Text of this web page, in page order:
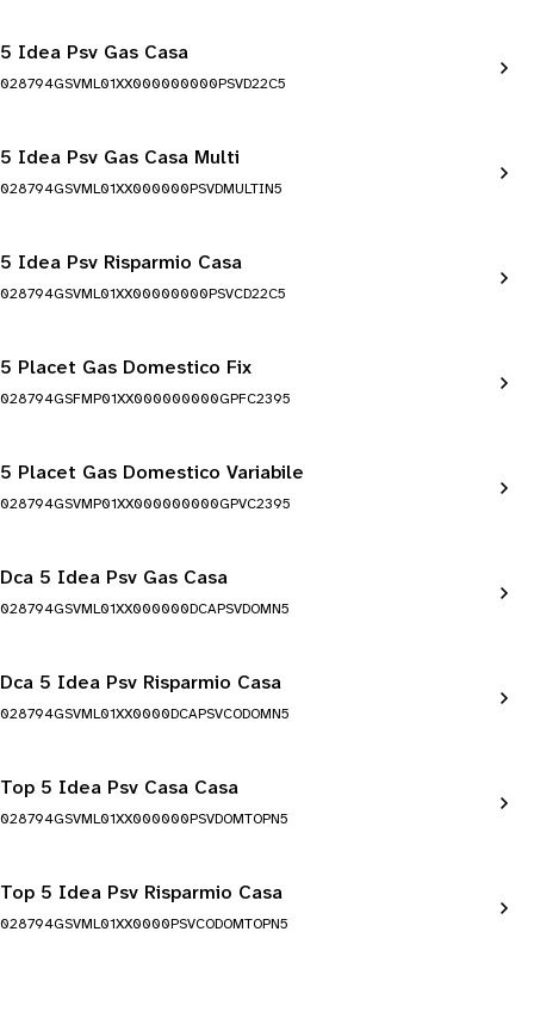
5 Idea Psv Gas Casa
028794GSVML01XX000000000PSVD22C5
5 Idea Psv Gas Casa Multi
028794GSVML01XX000000PSVDMULTIN5
5 Idea Psv Risparmio Casa
028794GSVML01XX00000000PSVCD22C5
5 Placet Gas Domestico Fix
028794GSFMP01XX000000000GPFC2395
5 Placet Gas Domestico Variabile
028794GSVMP01XX000000000GPVC2395
Dca 5 Idea Psv Gas Casa
028794GSVML01XX000000DCAPSVDOMN5
Dca 5 Idea Psv Risparmio Casa
028794GSVML01XX0000DCAPSVCODOMN5
Top 5 Idea Psv Casa Casa
028794GSVML01XX000000PSVDOMTOPN5
Top 5 Idea Psv Risparmio Casa
028794GSVML01XX0000PSVCODOMTOPN5